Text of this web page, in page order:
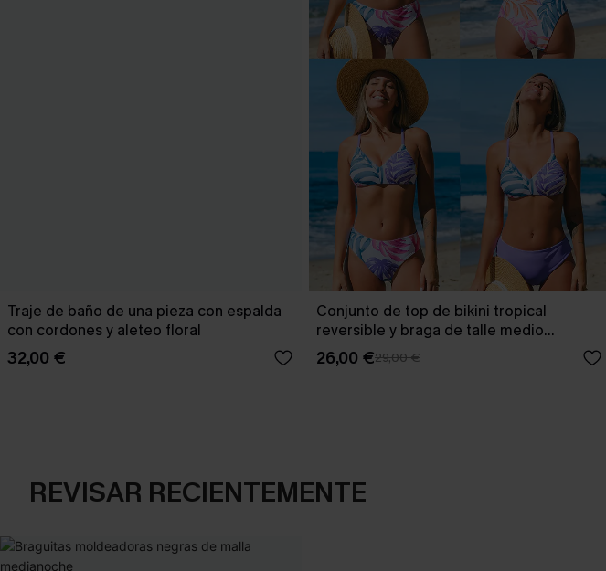
Traje de baño de una pieza con espalda
con cordones y aleteo floral
32,00 €
Conjunto de top de bikini tropical
reversible y braga de talle medio
Escaping
26,00 €29,00 €
REVISAR RECIENTEMENTE